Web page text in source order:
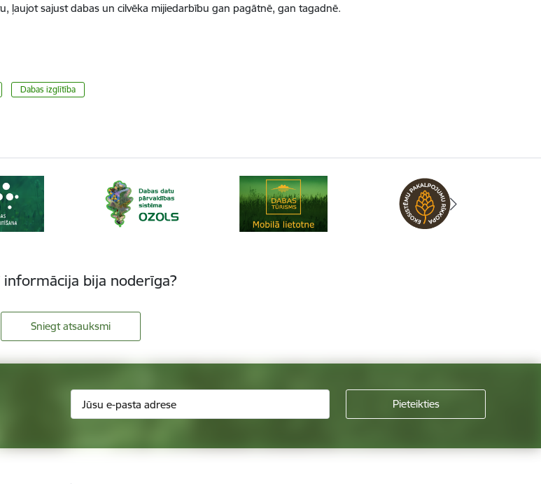
ļaujot sajust dabas un cilvēka mijiedarbību gan pagātnē, gan tagadnē.
Dabas izglītība
informācija bija noderīga?
Sniegt atsauksmi